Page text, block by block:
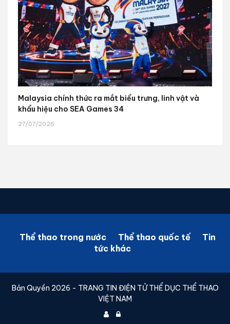
Malaysia chính thức ra mắt biểu trưng, linh vật và
khẩu hiệu cho SEA Games 34
27/07/2026
Thể thao trong nước Thể thao quốc tế
Tin
tức khác
Bản Quyền 2026 - TRANG TIN ĐIỆN TỬ THỂ DỤC THỂ THAO
VIỆT NAM